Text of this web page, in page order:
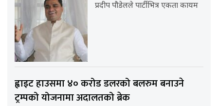
प्रदीप पौडेलले पार्टीभित्र एकता कायम
ह्वाइट हाउसमा ४० करोड डलरको बलरुम बनाउने
ट्रम्पको योजनामा अदालतको ब्रेक